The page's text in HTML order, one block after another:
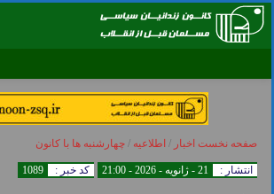
اینستاگرام تلگرام
آپارات اپلیکیشن
نام کاربری یا نشانی ایمیل
رمز عبور
صفحه نخست اخبار / اطلاعیه / چهارشنبه ها با کانون
انتشار : 21 - ژانویه - 2026 - 21:00 کد خبر : 1089